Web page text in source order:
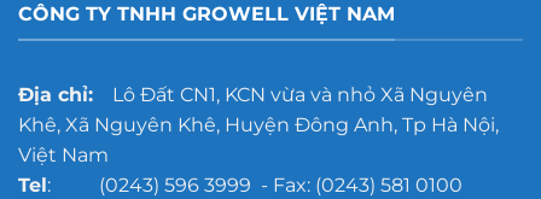
nào
tốt
CÔNG TY TNHH GROWELL VIỆT NAM
Địa chỉ:Lô Đất CN1, KCN vừa và nhỏ Xã Nguyên
Khê, Xã Nguyên Khê, Huyện Đông Anh, Tp Hà Nội,
Việt Nam
Tel: (0243) 596 3999 - Fax: (0243) 581 0100